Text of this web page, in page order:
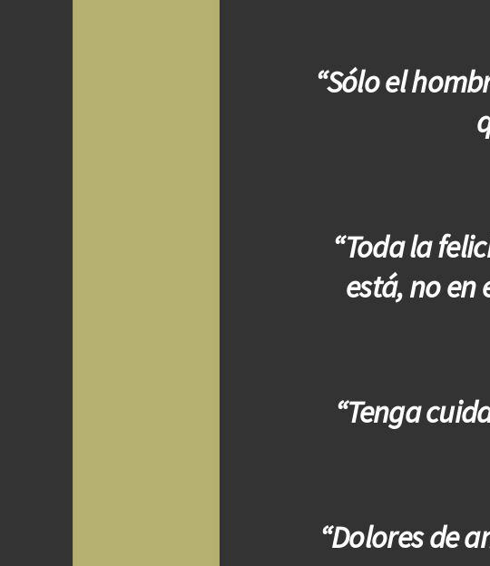
“Sólo el
“Toda la
está, no en
“Tenga
“Dolores de